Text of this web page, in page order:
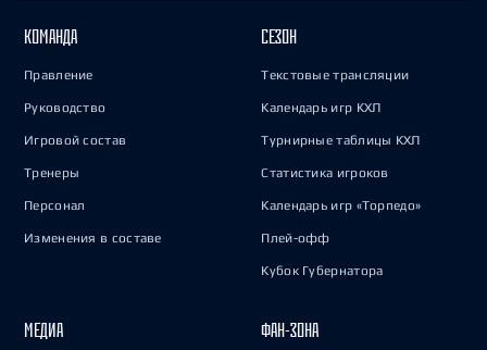
КОМАНДА
Правление
Руководство
Игровой состав
Тренеры
Персонал
Изменения в составе
СЕЗОН
Текстовые трансляции
Календарь игр КХЛ
Турнирные таблицы КХЛ
Статистика игроков
Календарь игр «Торпедо»
Плей-офф
Кубок Губернатора
МЕДИА ФАН-ЗОНА